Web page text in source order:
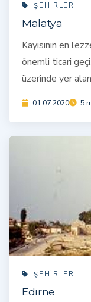
ŞEHIRLER
Malatya
Kayısının en
önemli ticari
üzerinde yer
01.07.2020 5
ŞEHIRLER
Edirne